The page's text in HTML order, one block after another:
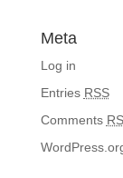
Meta
Log in
Entries RSS
Comments